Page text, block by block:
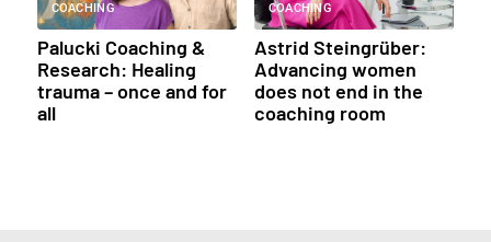
COACHING
Palucki Coaching &
Research: Healing
trauma – once and for
all
COACHING
Astrid Steingrüber:
Advancing women
does not end in the
coaching room